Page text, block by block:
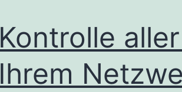
Kontrolle
Ihrem